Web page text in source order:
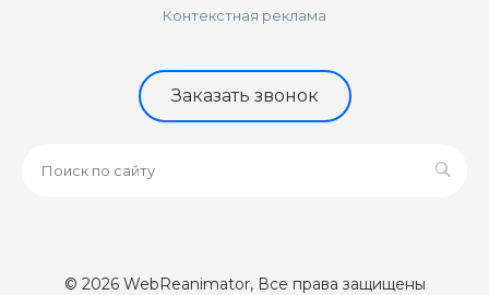
Контекстная реклама
Заказать звонок
© 2026 WebReanimator, Все права защищены